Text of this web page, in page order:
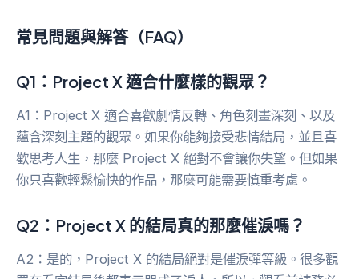
常見問題與解答（FAQ）
Q1：Project X 適合什麼樣的觀眾？
A1：Project X 適合喜歡劇情反轉、角色刻畫深刻、以及
蘊含深刻主題的觀眾。如果你能夠接受悲情結局，並且喜
歡思考人生，那麼 Project X 絕對不會讓你失望。但如果
你只喜歡輕鬆愉快的作品，那麼可能需要慎重考慮。
Q2：Project X 的結局真的那麼催淚嗎？
A2：是的，Project X 的結局絕對是催淚彈等級。很多觀